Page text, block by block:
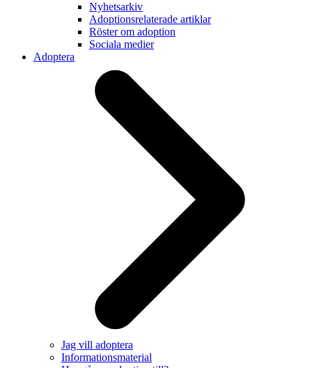
Nyhetsarkiv
Adoptionsrelaterade artiklar
Röster om adoption
Sociala medier
Adoptera
Jag vill adoptera
Informationsmaterial